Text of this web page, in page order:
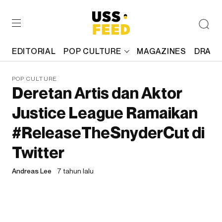
EDITORIAL POP CULTURE MAGAZINES
POP CULTURE
Deretan Artis dan Aktor
Justice League Ramaikan
#ReleaseTheSnyderCut di
Twitter
Andreas Lee 7 tahun lalu